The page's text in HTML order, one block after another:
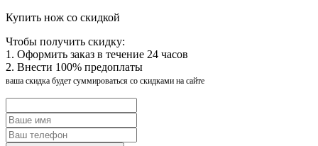
Купить нож со скидкой
Чтобы получить скидку:
1. Оформить заказ в течение 24 часов
2. Внести 100% предоплаты
ваша скидка будет суммироваться со скидками на сайте